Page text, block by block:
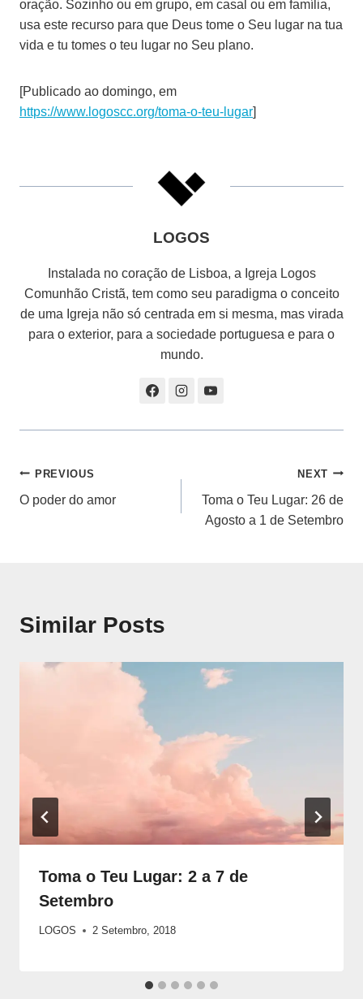
oração. Sozinho ou em grupo, em casal ou em família,
usa este recurso para que Deus tome o Seu lugar na tua
vida e tu tomes o teu lugar no Seu plano.
[Publicado ao domingo, em
https://www.logoscc.org/toma-o-teu-lugar]
LOGOS
Instalada no coração de Lisboa, a Igreja Logos
Comunhão Cristã, tem como seu paradigma o conceito
de uma Igreja não só centrada em si mesma, mas virada
para o exterior, para a sociedade portuguesa e para o
mundo.
Navegação
de
PREVIOUS
O poder do amor
NEXT
Toma o Teu Lugar: 26 de
Agosto a 1 de Setembro
Similar Posts
Toma o Teu Lugar: 2 a 7 de
Setembro
LOGOS 2 Setembro, 2018